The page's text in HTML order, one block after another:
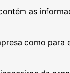
as
como para